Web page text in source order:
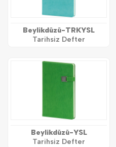
Beylikdüzü-TRKYSL
Tarihsiz Defter
Beylikdüzü-YSL
Tarihsiz Defter